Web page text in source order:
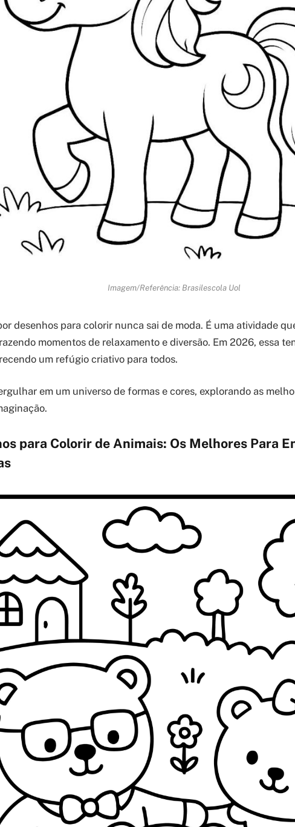
Imagem/Referência: Brasilescola Uol
desenhos para colorir nunca sai de moda. É uma atividade
momentos de relaxamento e diversão. Em 2026, essa
um refúgio criativo para todos.
em um universo de formas e cores, explorando as
para Colorir de Animais: Os Melhores Para